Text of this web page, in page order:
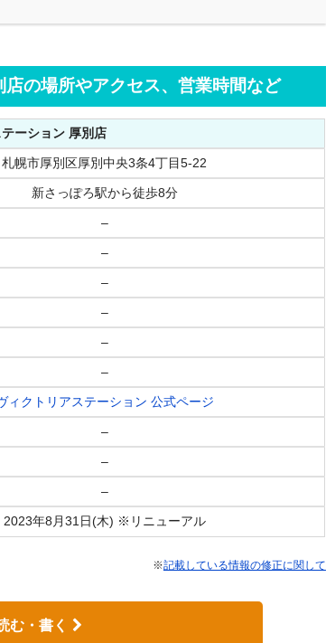
の場所やアクセス、営業時間など
ーション 厚別店
札幌市厚別区厚別中央3条4丁目5-22
新さっぽろ駅から徒歩8分
–
–
–
–
–
–
ィクトリアステーション 公式ページ
–
–
–
2023年8月31日(木) ※リニューアル
※記載している情報の修正に関して
む・書く